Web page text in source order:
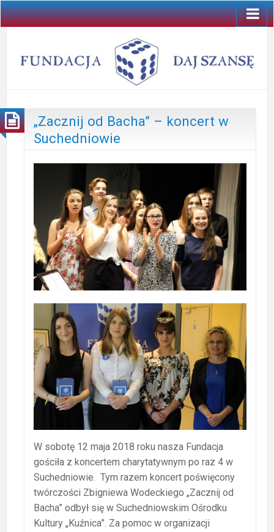
„Zacznij od Bacha” – koncert w
Suchedniowie
W sobotę 12 maja 2018 roku nasza Fundacja
gościła z koncertem charytatywnym po raz 4 w
Suchedniowie. Tym razem koncert poświęcony
twórczości Zbigniewa Wodeckiego „Zacznij od
Bacha” odbył się w Suchedniowskim Ośrodku
Kultury „Kuźnica”. Za pomoc w organizacji